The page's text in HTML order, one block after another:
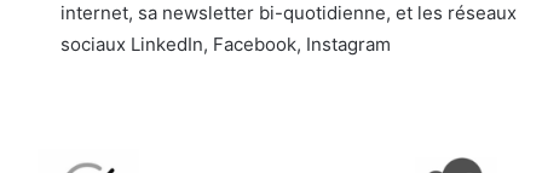
internet, sa newsletter bi-quotidienne, et les réseaux
sociaux LinkedIn, Facebook, Instagram